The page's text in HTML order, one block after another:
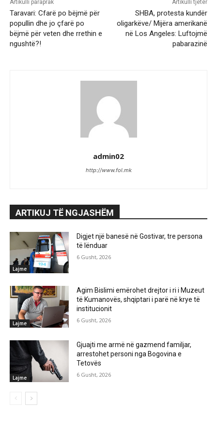
Artikulli paraprak
Taravari: Cfarë po bëjmë për
popullin dhe jo çfarë po
bëjmë për veten dhe rrethin e
ngushtë?!
Artikulli tjetër
SHBA, protesta kundër
oligarkëve/ Mijëra amerikanë
në Los Angeles: Luftojmë
pabarazinë
admin02
http://www.fol.mk
ARTIKUJ TË NGJASHËM
Lajme
Digjet një banesë në Gostivar, tre persona
të lënduar
6 Gusht, 2026
Lajme
Agim Bislimi emërohet drejtor i ri i Muzeut
të Kumanovës, shqiptari i parë në krye të
institucionit
6 Gusht, 2026
Lajme
Gjuajti me armë në gazmend familjar,
arrestohet personi nga Bogovina e
Tetovës
6 Gusht, 2026